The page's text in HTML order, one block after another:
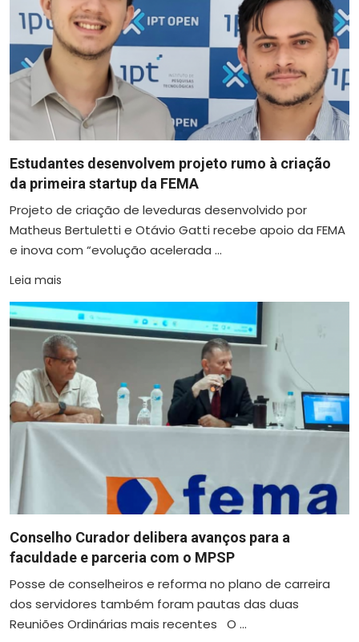
Estudantes desenvolvem projeto rumo à criação
da primeira startup da FEMA
Projeto de criação de leveduras desenvolvido por
Matheus Bertuletti e Otávio Gatti recebe apoio da FEMA
e inova com “evolução acelerada ...
Leia mais
Conselho Curador delibera avanços para a
faculdade e parceria com o MPSP
Posse de conselheiros e reforma no plano de carreira
dos servidores também foram pautas das duas
Reuniões Ordinárias mais recentes O ...